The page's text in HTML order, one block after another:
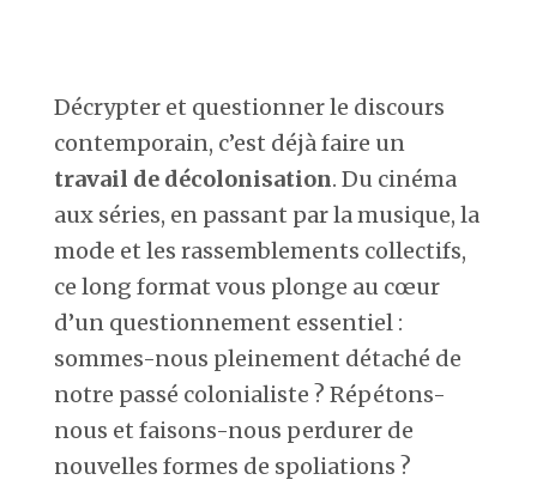
Décrypter et questionner le discours
contemporain, c’est déjà faire un
travail de décolonisation. Du cinéma
aux séries, en passant par la musique, la
mode et les rassemblements collectifs,
ce long format vous plonge au cœur
d’un questionnement essentiel :
sommes-nous pleinement détaché de
notre passé colonialiste ? Répétons-
nous et faisons-nous perdurer de
nouvelles formes de spoliations ?